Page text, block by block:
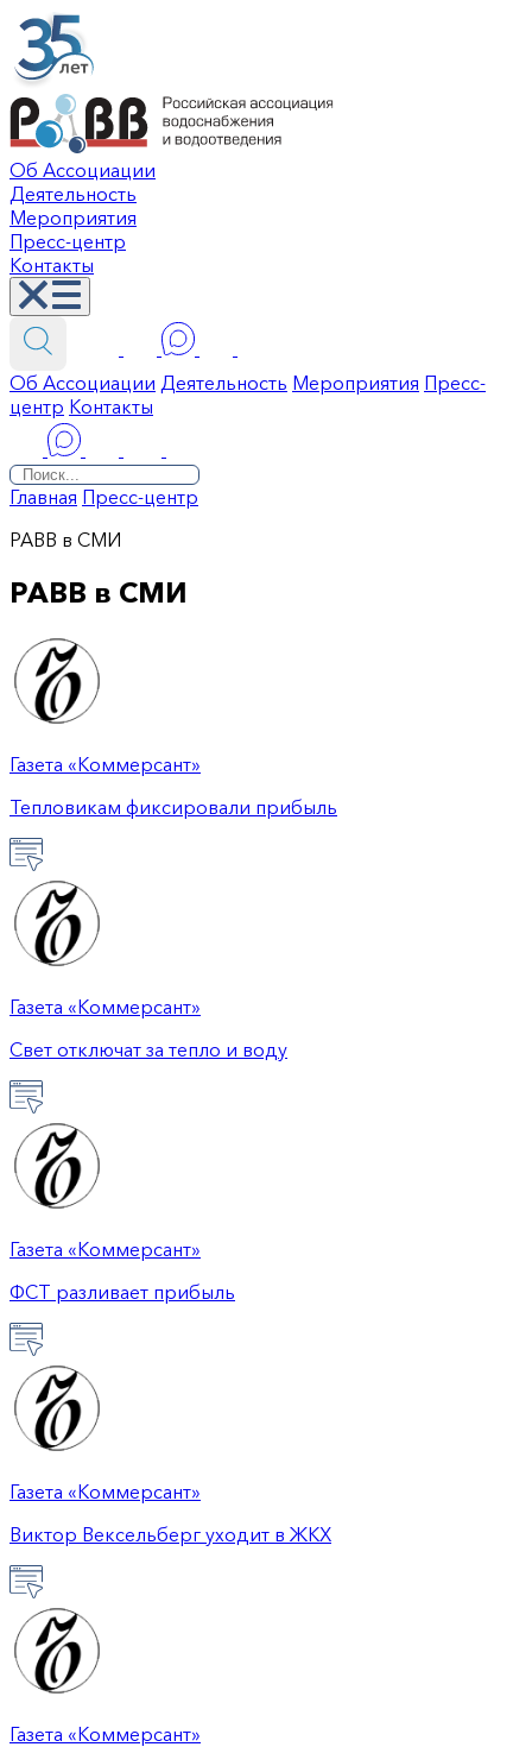
Об Ассоциации
Деятельность
Мероприятия
Пресс-центр
Контакты
Об Ассоциации Деятельность Мероприятия Пресс-
центр Контакты
Главная Пресс-центр
РАВВ в СМИ
РАВВ в СМИ
Газета «Коммерсант»
Тепловикам фиксировали прибыль
Газета «Коммерсант»
Свет отключат за тепло и воду
Газета «Коммерсант»
ФСТ разливает прибыль
Газета «Коммерсант»
Виктор Вексельберг уходит в ЖКХ
Газета «Коммерсант»